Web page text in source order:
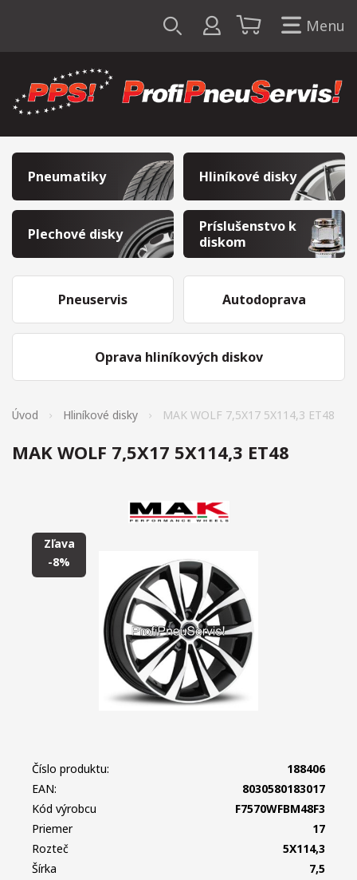
Menu
Pneumatiky Hliníkové disky
Plechové disky
Príslušenstvo k
diskom
Pneuservis
Oprava hliníkových diskov
Autodoprava
Úvod Hliníkové disky MAK WOLF 7,5X17 5X114,3 ET48
MAK WOLF 7,5X17 5X114,3 ET48
Zľava
-8%
Číslo produktu:
188406
EAN:
8030580183017
Kód výrobcu
F7570WFBM48F3
Priemer
17
Rozteč
5X114,3
Šírka
7,5